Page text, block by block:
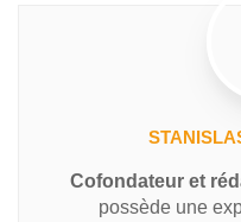
Cofondateur et
possède une